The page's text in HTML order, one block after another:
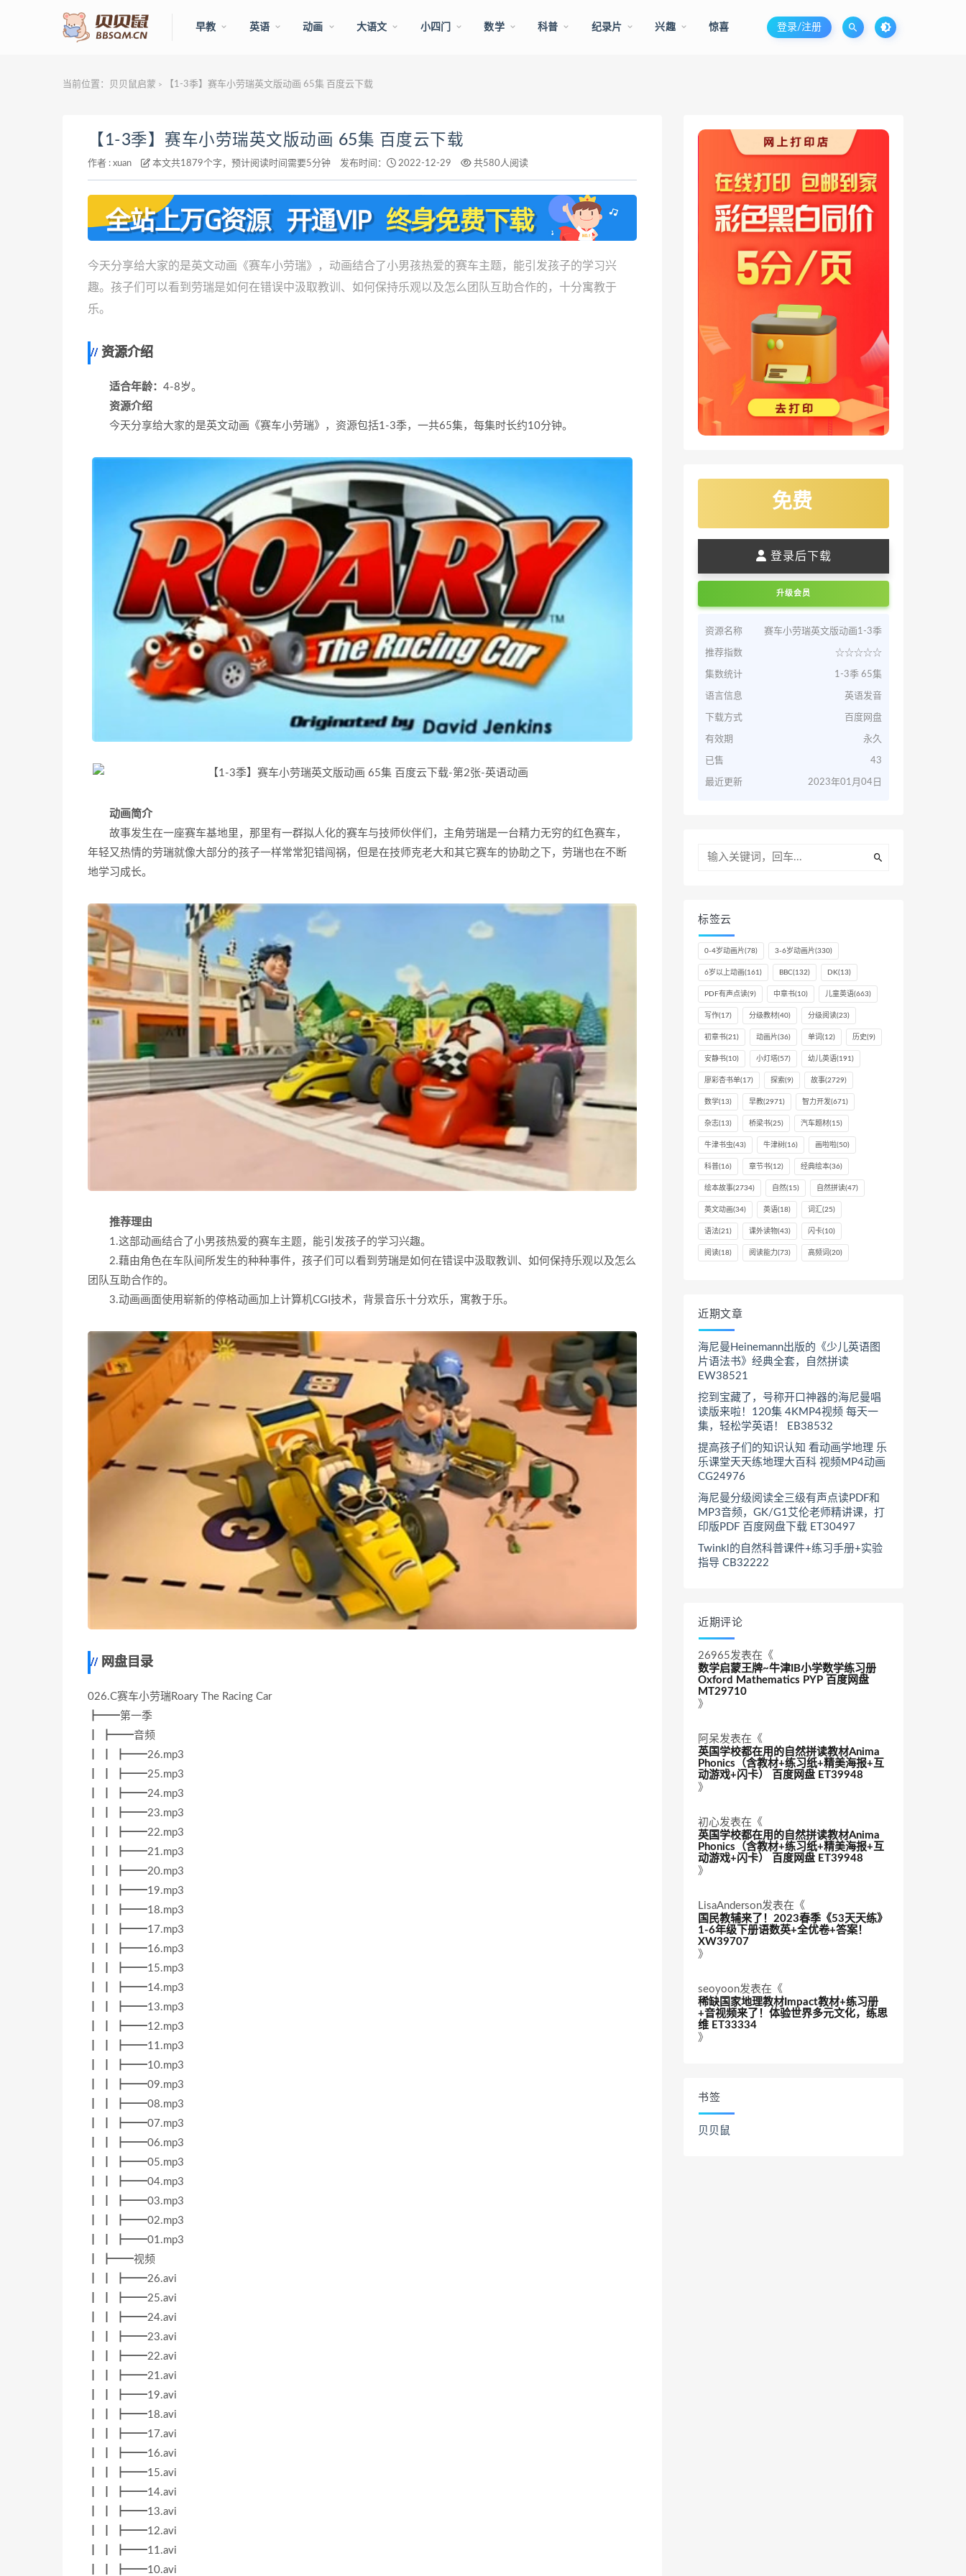
早教 英语 动画 大语文 小四门 数学 科普 纪录片 兴趣 惊喜 登录/注册
当前位置： 贝贝鼠启蒙 > 【1-3季】赛车小劳瑞英文版动画 65集 百度云下载
【1-3季】赛车小劳瑞英文版动画 65集 百度云下载
作者 : xuan 本文共1879个字，预计阅读时间需要5分钟 发布时间： 2022-12-29 共580人阅读
今天分享给大家的是英文动画《赛车小劳瑞》，动画结合了小男孩热爱的赛车主题，能引发孩子的学习兴
趣。孩子们可以看到劳瑞是如何在错误中汲取教训、如何保持乐观以及怎么团队互助合作的，十分寓教于
乐。
资源介绍
适合年龄： 4-8岁。
资源介绍
今天分享给大家的是英文动画《赛车小劳瑞》，资源包括1-3季，一共65集，每集时长约10分钟。
动画简介
故事发生在一座赛车基地里，那里有一群拟人化的赛车与技师伙伴们，主角劳瑞是一台精力无穷的红色赛车，
年轻又热情的劳瑞就像大部分的孩子一样常常犯错闯祸，但是在技师克老大和其它赛车的协助之下，劳瑞也在不断
地学习成长。
推荐理由
1.这部动画结合了小男孩热爱的赛车主题，能引发孩子的学习兴趣。
2.藉由角色在车队间所发生的种种事件，孩子们可以看到劳瑞是如何在错误中汲取教训、如何保持乐观以及怎么
团队互助合作的。
3.动画画面使用崭新的停格动画加上计算机CGI技术，背景音乐十分欢乐，寓教于乐。
网盘目录
026.C赛车小劳瑞Roary The Racing Car
┣━━第一季
┃ ┣━━音频
┃ ┃ ┣━━26.mp3
┃ ┃ ┣━━25.mp3
┃ ┃ ┣━━24.mp3
┃ ┃ ┣━━23.mp3
┃ ┃ ┣━━22.mp3
┃ ┃ ┣━━21.mp3
┃ ┃ ┣━━20.mp3
┃ ┃ ┣━━19.mp3
┃ ┃ ┣━━18.mp3
┃ ┃ ┣━━17.mp3
┃ ┃ ┣━━16.mp3
┃ ┃ ┣━━15.mp3
┃ ┃ ┣━━14.mp3
┃ ┃ ┣━━13.mp3
┃ ┃ ┣━━12.mp3
┃ ┃ ┣━━11.mp3
┃ ┃ ┣━━10.mp3
┃ ┃ ┣━━09.mp3
┃ ┃ ┣━━08.mp3
┃ ┃ ┣━━07.mp3
┃ ┃ ┣━━06.mp3
┃ ┃ ┣━━05.mp3
┃ ┃ ┣━━04.mp3
┃ ┃ ┣━━03.mp3
┃ ┃ ┣━━02.mp3
┃ ┃ ┣━━01.mp3
┃ ┣━━视频
┃ ┃ ┣━━26.avi
┃ ┃ ┣━━25.avi
┃ ┃ ┣━━24.avi
┃ ┃ ┣━━23.avi
┃ ┃ ┣━━22.avi
┃ ┃ ┣━━21.avi
┃ ┃ ┣━━19.avi
┃ ┃ ┣━━18.avi
┃ ┃ ┣━━17.avi
┃ ┃ ┣━━16.avi
┃ ┃ ┣━━15.avi
┃ ┃ ┣━━14.avi
┃ ┃ ┣━━13.avi
┃ ┃ ┣━━12.avi
┃ ┃ ┣━━11.avi
┃ ┃ ┣━━10.avi
免费
登录后下载
升级会员
资源名称 赛车小劳瑞英文版动画1-3季
推荐指数 ☆☆☆☆☆
集数统计 1-3季 65集
语言信息 英语发音
下载方式 百度网盘
有效期 永久
已售 43
最近更新 2023年01月04日
标签云
0-4岁动画片(78) 3-6岁动画片(330)
6岁以上动画(161) BBC(132) DK(13)
PDF有声点读(9) 中章书(10) 儿童英语(663)
写作(17) 分级教材(40) 分级阅读(23)
初章书(21) 动画片(36) 单词 (12) 历史(9)
安静书(10) 小灯塔(57) 幼儿英语(191)
廖彩杏书单(17) 探索(9) 故事(2729)
数学(13) 早教(2971) 智力开发(671)
杂志(13) 桥梁书(25) 汽车题材(15)
牛津书虫(43) 牛津树(16) 画啦啦(50)
科普(16) 章节书(12) 经典绘本(36)
绘本故事(2734) 自然(15) 自然拼读(47)
英文动画(34) 英语(18) 词汇 (25)
语法(21) 课外读物(43) 闪卡(10)
阅读(18) 阅读能力 (73) 高频词 (20)
近期文章
海尼曼Heinemann出版的《少儿英语图
片语法书》经典全套，自然拼读
EW38521
挖到宝藏了，号称开口神器的海尼曼唱
读版来啦！120集 4KMP4视频 每天一
集，轻松学英语！ EB38532
提高孩子们的知识认知 看动画学地理 乐
乐课堂天天练地理大百科 视频MP4动画
CG24976
海尼曼分级阅读全三级有声点读PDF和
MP3音频，GK/G1艾伦老师精讲课，打
印版PDF 百度网盘下载 ET30497
Twinkl的自然科普课件+练习手册+实验
指导 CB32222
近期评论
26965发表在《
数学启蒙王牌~牛津IB小学数学练习册
Oxford Mathematics PYP 百度网盘
MT29710
》
阿呆发表在《
英国学校都在用的自然拼读教材Anima
Phonics（含教材+练习纸+精美海报+互
动游戏+闪卡） 百度网盘 ET39948
》
初心发表在《
英国学校都在用的自然拼读教材Anima
Phonics（含教材+练习纸+精美海报+互
动游戏+闪卡） 百度网盘 ET39948
》
LisaAnderson发表在《
国民教辅来了！2023春季《53天天练》
1-6年级下册语数英+全优卷+答案！
XW39707
》
seoyoon发表在《
稀缺国家地理教材Impact教材+练习册
+音视频来了！体验世界多元文化，练思
维 ET33334
》
书签
贝贝鼠